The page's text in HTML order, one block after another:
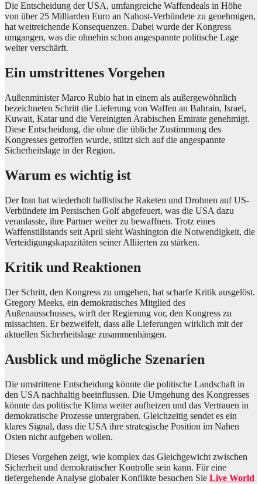
Die Entscheidung der USA, umfangreiche Waffendeals in Höhe
von über 25 Milliarden Euro an Nahost-Verbündete zu genehmigen,
hat weitreichende Konsequenzen. Dabei wurde der Kongress
umgangen, was die ohnehin schon angespannte politische Lage
weiter verschärft.
Ein umstrittenes Vorgehen
Außenminister Marco Rubio hat in einem als außergewöhnlich
bezeichneten Schritt die Lieferung von Waffen an Bahrain, Israel,
Kuwait, Katar und die Vereinigten Arabischen Emirate genehmigt.
Diese Entscheidung, die ohne die übliche Zustimmung des
Kongresses getroffen wurde, stützt sich auf die angespannte
Sicherheitslage in der Region.
Warum es wichtig ist
Der Iran hat wiederholt ballistische Raketen und Drohnen auf US-
Verbündete im Persischen Golf abgefeuert, was die USA dazu
veranlasste, ihre Partner weiter zu bewaffnen. Trotz eines
Waffenstillstands seit April sieht Washington die Notwendigkeit, die
Verteidigungskapazitäten seiner Alliierten zu stärken.
Kritik und Reaktionen
Der Schritt, den Kongress zu umgehen, hat scharfe Kritik ausgelöst.
Gregory Meeks, ein demokratisches Mitglied des
Außenausschusses, wirft der Regierung vor, den Kongress zu
missachten. Er bezweifelt, dass alle Lieferungen wirklich mit der
aktuellen Sicherheitslage zusammenhängen.
Ausblick und mögliche Szenarien
Die umstrittene Entscheidung könnte die politische Landschaft in
den USA nachhaltig beeinflussen. Die Umgehung des Kongresses
könnte das politische Klima weiter aufheizen und das Vertrauen in
demokratische Prozesse untergraben. Gleichzeitig sendet es ein
klares Signal, dass die USA ihre strategische Position im Nahen
Osten nicht aufgeben wollen.
Dieses Vorgehen zeigt, wie komplex das Gleichgewicht zwischen
Sicherheit und demokratischer Kontrolle sein kann. Für eine
tiefergehende Analyse globaler Konflikte besuchen Sie Live World